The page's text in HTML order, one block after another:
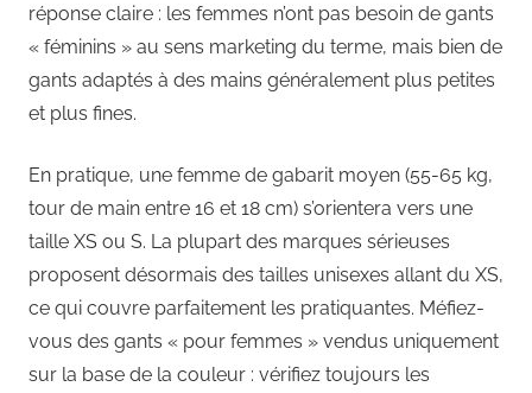
réponse claire : les femmes n’ont pas besoin de gants
« féminins » au sens marketing du terme, mais bien de
gants adaptés à des mains généralement plus petites
et plus fines.
En pratique, une femme de gabarit moyen (55-65 kg,
tour de main entre 16 et 18 cm) s’orientera vers une
taille XS ou S. La plupart des marques sérieuses
proposent désormais des tailles unisexes allant du XS,
ce qui couvre parfaitement les pratiquantes. Méfiez-
vous des gants « pour femmes » vendus uniquement
sur la base de la couleur : vérifiez toujours les